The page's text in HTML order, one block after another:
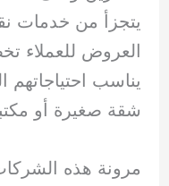
يتجزأ من خدمات
العروض للعملاء
يناسب احتياجاتهم
شقة صغيرة أو
مرونة هذه